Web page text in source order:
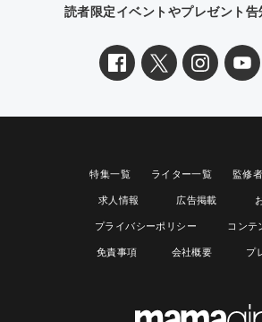
読者限定イベントやプレゼント告
特集一覧 ライター一覧 監修
求人情報 広告掲載
プライバシーポリシー コンテ
免責事項 会社概要 プ